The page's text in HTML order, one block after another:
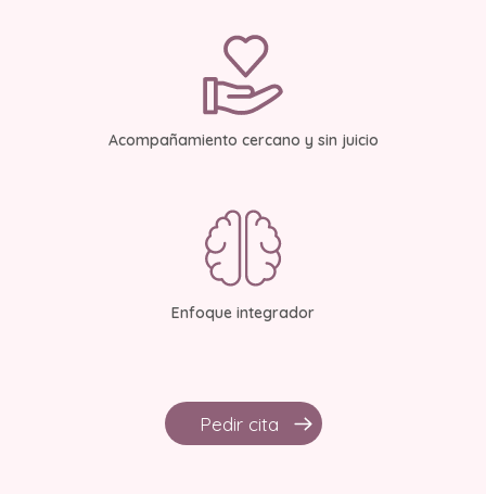
Acompañamiento cercano y sin juicio
Enfoque integrador
Pedir cita